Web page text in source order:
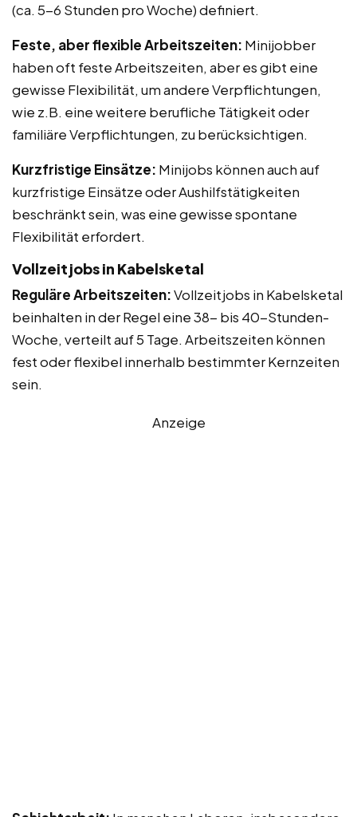
(ca. 5-6 Stunden pro Woche) definiert.
Feste, aber flexible Arbeitszeiten: Minijobber
haben oft feste Arbeitszeiten, aber es gibt eine
gewisse Flexibilität, um andere Verpflichtungen,
wie z.B. eine weitere berufliche Tätigkeit oder
familiäre Verpflichtungen, zu berücksichtigen.
Kurzfristige Einsätze: Minijobs können auch auf
kurzfristige Einsätze oder Aushilfstätigkeiten
beschränkt sein, was eine gewisse spontane
Flexibilität erfordert.
Vollzeitjobs in Kabelsketal
Reguläre Arbeitszeiten:Vollzeitjobs in Kabelsketal
beinhalten in der Regel eine 38- bis 40-Stunden-
Woche, verteilt auf 5 Tage. Arbeitszeiten können
fest oder flexibel innerhalb bestimmter Kernzeiten
sein.
Anzeige